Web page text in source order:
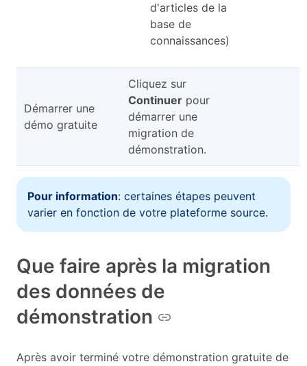
d'articles de la
base de
connaissances)
Démarrer une
démo gratuite
Cliquez sur
Continuer pour
démarrer une
migration de
démonstration.
Pour information: certaines étapes peuvent
varier en fonction de votre plateforme source.
Que faire après la migration
des données de
démonstration
Après avoir terminé votre démonstration gratuite de